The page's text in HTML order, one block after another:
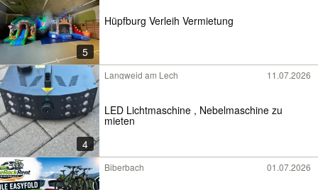
5
Hüpfburg Verleih Vermietung
4
Langweid am Lech 11.07.2026
LED Lichtmaschine , Nebelmaschine zu
mieten
Biberbach 01.07.2026